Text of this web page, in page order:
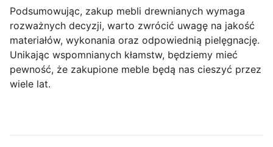
Podsumowując, zakup mebli drewnianych wymaga
rozważnych decyzji, warto zwrócić uwagę na jakość
materiałów, wykonania oraz odpowiednią pielęgnację.
Unikając wspomnianych kłamstw, będziemy mieć
pewność, że zakupione meble będą nas cieszyć przez
wiele lat.